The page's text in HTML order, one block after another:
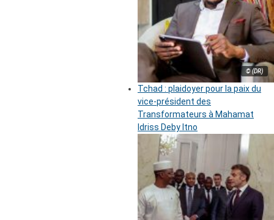
© (DR)
Tchad : plaidoyer pour la paix du
vice-président des
Transformateurs à Mahamat
Idriss Deby Itno